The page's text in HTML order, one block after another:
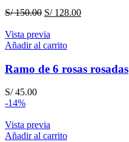
S/150.00 El
original
era:
S/128.00El
Vista previa
Añadir al carrito
Ramo de 6 rosas rosadas
S/45.00
-14%
Vista previa
Añadir al carrito